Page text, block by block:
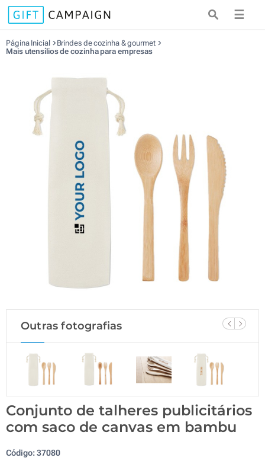
☰
Página Inicial
Brindes de cozinha & gourmet
Mais utensílios de cozinha para empresas
Outras fotografias
Conjunto de talheres publicitários
com saco de canvas em bambu
Código:37080